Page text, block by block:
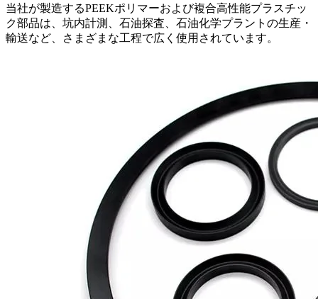
当社が製造するPEEKポリマーおよび複合高性能プラスチッ
ク部品は、坑内計測、石油探査、石油化学プラントの生産・
輸送など、さまざまな工程で広く使用されています。